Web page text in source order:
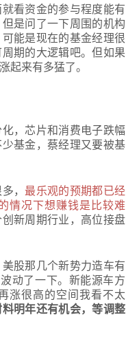
看资金的参与程度能有
是问了一下周围的机构
能是现在的基金经理很
期的大逻辑吧。但如果
起来有多猛了。
，芯片和消费电子跌幅
基金，蔡经理又要被基
，最乐观的预期都已经
情况下想赚钱是比较难
新周期行业，高位接盘
股那几个新势力造车有
动了一下。新能源车方
涨很高的空间我看不太
明年还有机会，等调整